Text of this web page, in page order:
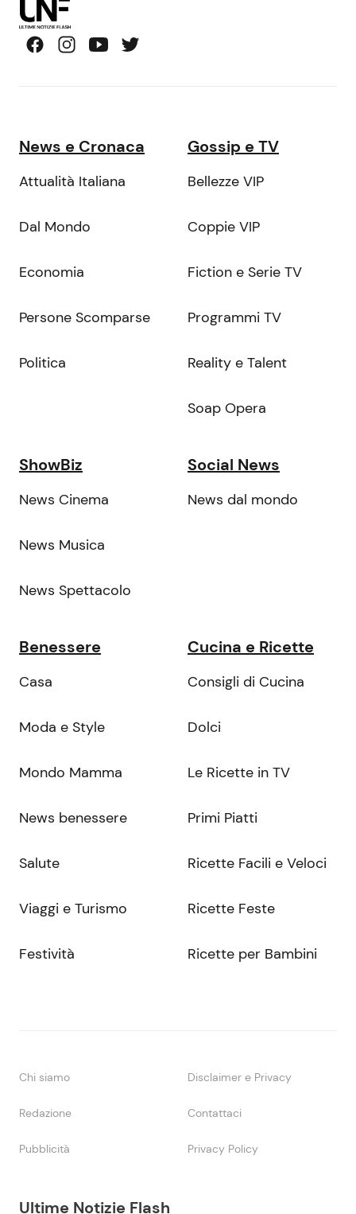
Ultime Notizie Flash
News e Cronaca
Attualità Italiana
Dal Mondo
Economia
Persone Scomparse
Politica
Gossip e TV
Bellezze VIP
Coppie VIP
Fiction e Serie TV
Programmi TV
Reality e Talent
Soap Opera
ShowBiz
News Cinema
News Musica
News Spettacolo
Social News
News dal mondo
Benessere
Casa
Moda e Style
Mondo Mamma
News benessere
Salute
Viaggi e Turismo
Festività
Cucina e Ricette
Consigli di Cucina
Dolci
Le Ricette in TV
Primi Piatti
Ricette Facili e Veloci
Ricette Feste
Ricette per Bambini
Chi siamo Disclaimer e Privacy
Redazione Contattaci
Pubblicità Privacy Policy